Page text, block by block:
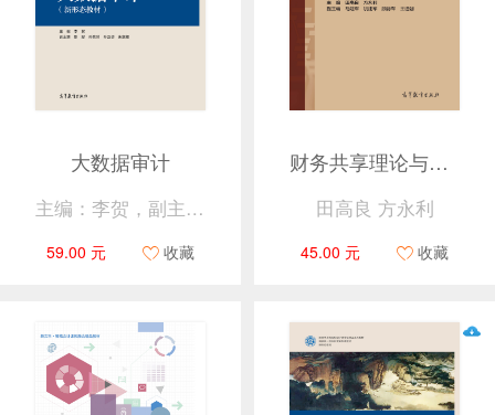
大数据审计
主编：李贺，副主编：彭璇、孙毓璘、孙正捷、朱章耀
59.00 元 收藏
财务共享理论与实务
田高良 方永利
45.00 元 收藏